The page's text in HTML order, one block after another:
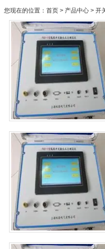
您现在的位置： 首页 > 产品中心 > 开